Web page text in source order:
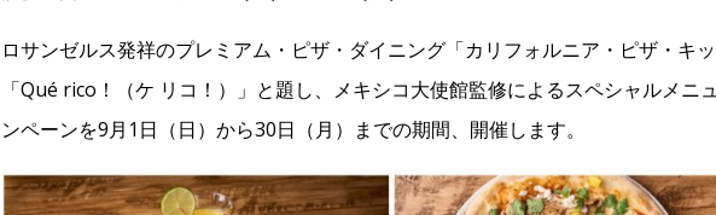
ロサンゼルス発祥のプレミアム・ピザ・ダイニング「カリフォルニア・ピザ・キ
「Qué rico！（ケ リコ！）」と題し、メキシコ大使館監修によるスペシャルメニ
ンペーンを9月1日（日）から30日（月）までの期間、開催します。